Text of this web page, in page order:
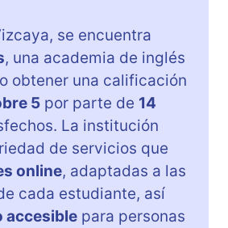
se encuentra
, una academia de inglés
obtener una calificación
5 por parte de 14
La institución
de servicios que
online, adaptadas a las
cada estudiante, así
accesible para personas